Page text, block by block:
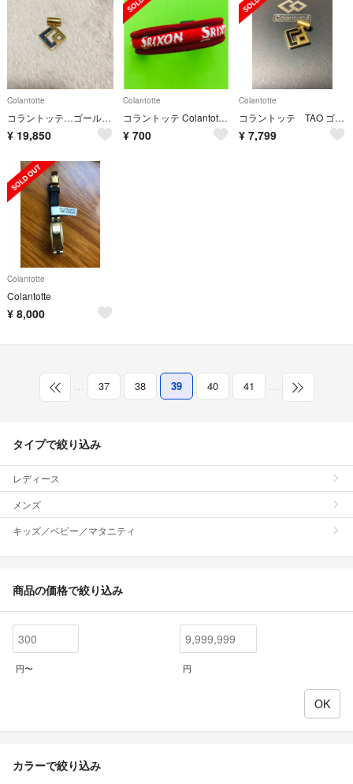
Colantotte
コラントッテ…ゴールド／ブルー
¥ 19,850
Colantotte
コラントッテ Colantotte ワックルリスト スリクソン コラボ
¥ 700
Colantotte
コラントッテ TAO ゴールド AURA
¥ 7,799
Colantotte
Colantotte
¥ 8,000
… 37 38 39 40 41 …
タイプで絞り込み
レディース
メンズ
キッズ／ベビー／マタニティ
商品の価格で絞り込み
円〜 円
カラーで絞り込み